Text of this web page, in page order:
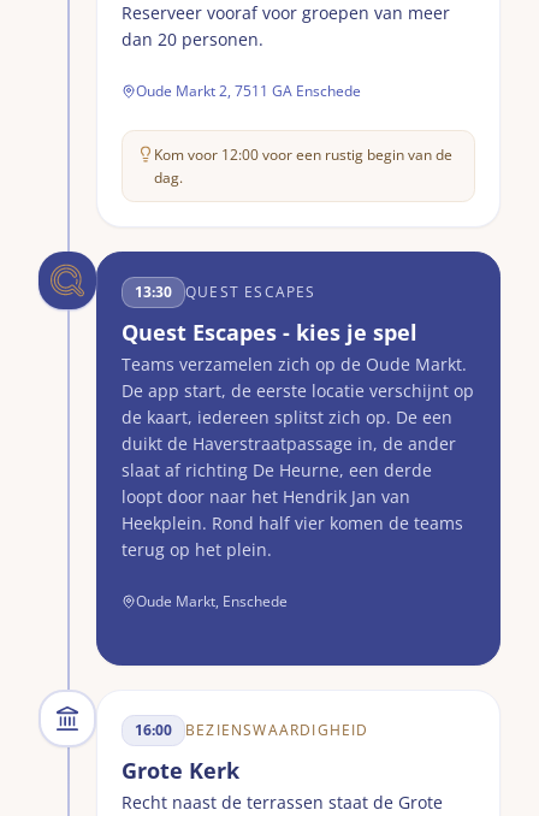
Reserveer vooraf voor groepen van meer
dan 20 personen.
Oude Markt 2, 7511 GA Enschede
Kom voor 12:00 voor een rustig begin van de
dag.
13:30 QUEST ESCAPES
Quest Escapes - kies je spel
Teams verzamelen zich op de Oude Markt.
De app start, de eerste locatie verschijnt op
de kaart, iedereen splitst zich op. De een
duikt de Haverstraatpassage in, de ander
slaat af richting De Heurne, een derde
loopt door naar het Hendrik Jan van
Heekplein. Rond half vier komen de teams
terug op het plein.
Oude Markt, Enschede
16:00 BEZIENSWAARDIGHEID
Grote Kerk
Recht naast de terrassen staat de Grote